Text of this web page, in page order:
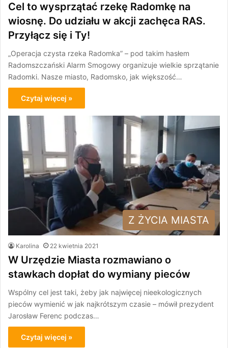
Cel to wysprzątać rzekę Radomkę na
wiosnę. Do udziału w akcji zachęca RAS.
Przyłącz się i Ty!
„Operacja czysta rzeka Radomka” – pod takim hasłem
Radomszczański Alarm Smogowy organizuje wielkie sprzątanie
Radomki. Nasze miasto, Radomsko, jak większość…
Czytaj więcej »
Z ŻYCIA MIASTA
Karolina 22 kwietnia 2021
W Urzędzie Miasta rozmawiano o
stawkach dopłat do wymiany pieców
Wspólny cel jest taki, żeby jak najwięcej nieekologicznych
pieców wymienić w jak najkrótszym czasie – mówił prezydent
Jarosław Ferenc podczas…
Czytaj więcej »